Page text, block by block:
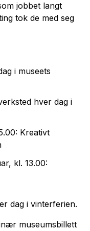
jobbet langt
tok de med seg
i museets
hver dag i
Kreativt
kl. 13.00:
dag i vinterferien.
museumsbillett